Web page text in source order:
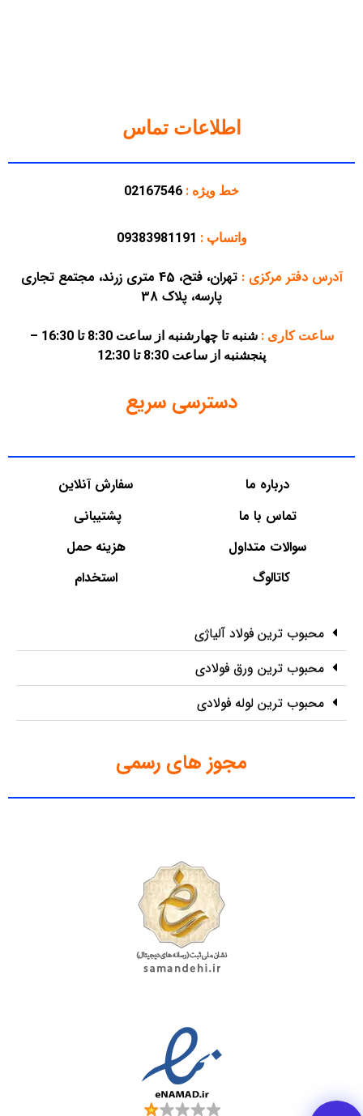
اطلاعات تماس
خط ویژه : 02167546
واتساپ : 09383981191
آدرس دفتر مرکزی:
تهران، فتح، 45 متری زرند، مجتمع تجاری
پارسه، پلاک 38
ساعت کاری :
شنبه تا چهارشنبه از ساعت 8:30 تا 16:30 –
پنجشنبه از ساعت 8:30 تا 12:30
دسترسی سریع
درباره ما
تماس با ما
سوالات متداول
کاتالوگ
سفارش آنلاین
پشتیبانی
هزینه حمل
استخدام
محبوب ترین فولاد آلیاژی
محبوب ترین ورق فولادی
محبوب ترین لوله فولادی
مجوز های رسمی